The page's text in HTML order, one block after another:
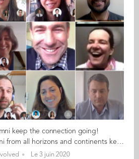
keep the connection going!
In April and May, alumni from all horizons and continents kept the conversation rolling with Audencia's full-time MBA students. Since the beginning of lockdown, the students are #SFH (studying from home) with all the advantages of a permanent supply of coffee but also with all the difficulties of being isolated due to the current global situation. Preparing the end of their MBA, writing and defending a thesis, planning the next career move are just some of the current challenges facing the 30-strong MBA class of 2020. Our alumni responded warmly and quickly to the School's call to join the conversation by pairing up for several one-hour sessions with the current MBA class who were able to ask as many questions as they wanted and garner insight from alumni with regard to their experiences. Over the weeks, the insights and advice from alumni to students built up an inspiringly varied yet coherent picture: The Venezuelan about working in the USA: to blend with the culture you're working in, hang out with people from that country! The finance professional about the current crisis: I graduated during the global financial crisis and finding a job in my field took time and energy but I got there The musican who never stops learning (fingers crossed for your PhD): everything you do will pay off sooner or later The director on working outside your cultural comfort zone: sometimes it feels like running a 100m race with ski boots on The CEO: it's not the title but being in a situation to lead projects and the freedom to orient strategic choices The American who has only worked outside the USA: you can sell your atypical profile if you target the right companies The Indian on moving to Canada: I networked hard before leaving my home country and had 12 meetings set up before I arrived in Canada An immense "merci" to the star-studded cast of Audencians who joined the discussions: Daniela Aguilera (MBA 11), Siddharth Akolkar (IMM 10), ​Karen Barrozzi (MBA 08), Jerome Beilvert (MBA 10), Florent Besnard (MBA 14), Maita Malilong (MBA 07), Hasnae Niang (MBA 14), Laurent Pataillot (EuroMBA 19), Zachary Stokes (MBA 14), Vincent Usache (MBA 12)
Le 3 juin 2020